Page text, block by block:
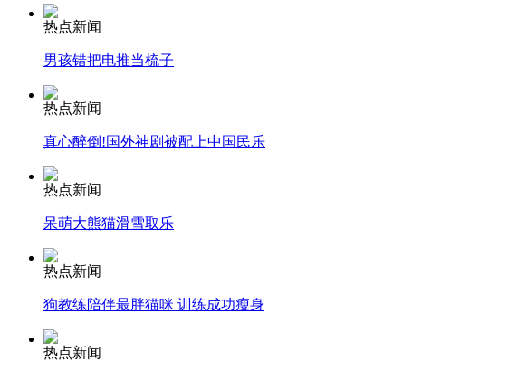
走！跟着总书记去植树
消防员救轻生者 花炮节热闹非凡 减压"枕头大战"
纽约上演“枕头大战”
司机酒驾遇交警 急速倒车逃窜
热点新闻
男孩错把电推当梳子
热点新闻
真心醉倒!国外神剧被配上中国民乐
热点新闻
呆萌大熊猫滑雪取乐
热点新闻
狗教练陪伴最胖猫咪 训练成功瘦身
热点新闻